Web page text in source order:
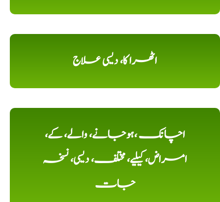
اٹھرا کا، دیسی علاج
اچانک ،ہوجانے، والے، کے،
امراض، کیلیے، مختلف، دیسی، نسخہ
جات